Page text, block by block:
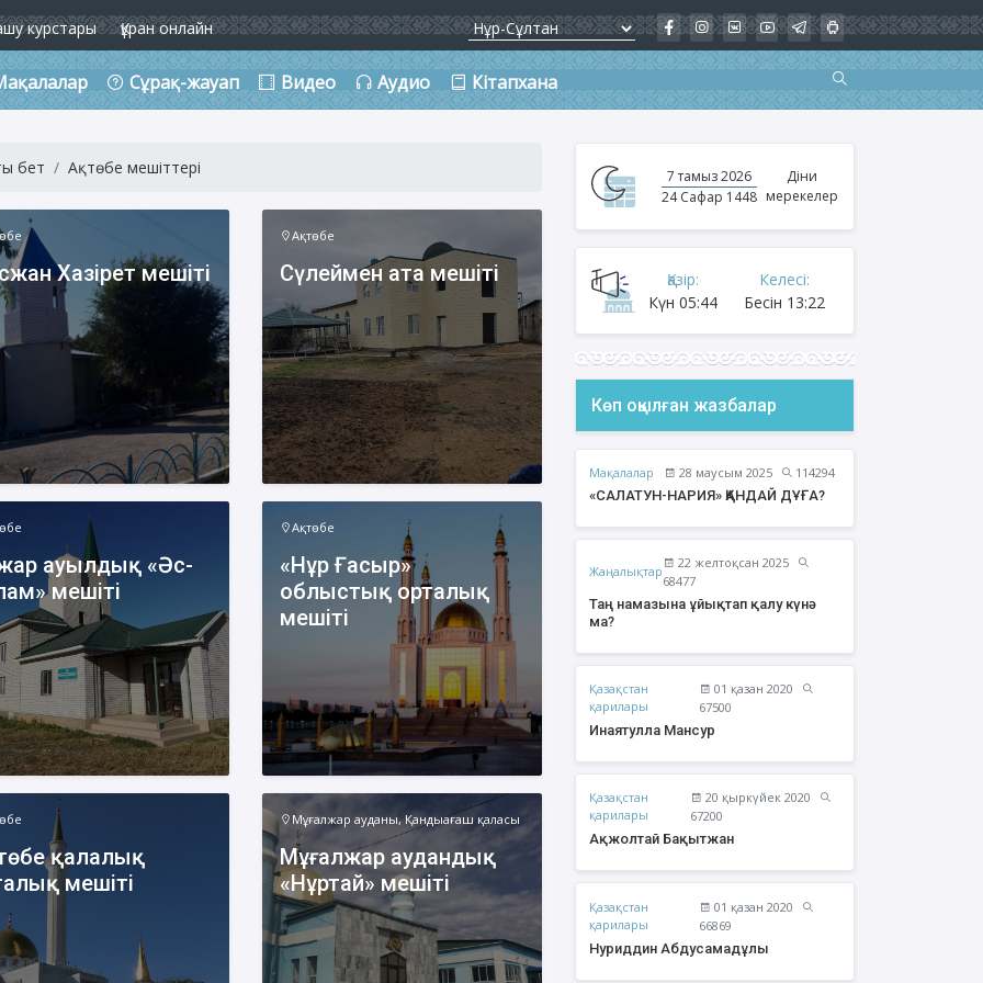
курстары Құран онлайн
Сұрақ-жауап Видео Аудио Кітапхана
Бекжан
Жұмабаев Данияр
Әлимұхамедұлы
Ақжолтай Бақытжан
Әбішев Қуаныш
бет Ақтөбе мешіттері
Хазірет мешіті
Ақтөбе
Сүлеймен ата мешіті
ауылдық «Әс-
мешіті
Ақтөбе
«Нұр Ғасыр»
облыстық орталық
мешіті
қалалық
мешіті
Мұғалжар ауданы, Қандыағаш қаласы
Мұғалжар аудандық
«Нұртай» мешіті
7 тамыз 2026
24 Сафар 1448
Діни
мерекелер
Қазір:
Күн 05:44
Келесі:
Бесін 13:22
Көп оқылған жазбалар
Мақалалар 28 маусым 2025
114294
«САЛАТУН-НАРИЯ» ҚАНДАЙ ДҰҒА?
Жаңалықтар
22 желтоқсан 2025
68477
Таң намазына ұйықтап қалу күнә
ма?
Қазақстан
қарилары
01 қазан 2020
67500
Инаятулла Мансур
Қазақстан
қарилары
20 қыркүйек 2020
67200
Ақжолтай Бақытжан
Қазақстан
қарилары
01 қазан 2020
66869
Нуриддин Абдусамадұлы